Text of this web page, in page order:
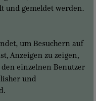
und gemeldet werden.
um Besuchern auf
Anzeigen zu zeigen,
einzelnen Benutzer
und